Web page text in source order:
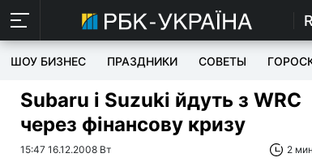
ШОУ БИЗНЕС ПРАЗДНИКИ СОВЕТЫ
Subaru і Suzuki йдуть з WRC
через фінансову кризу
15:47 16.12.2008 Вт 2 мин